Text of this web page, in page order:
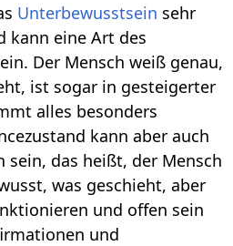
Unterbewusstsein sehr
kann eine Art des
Der Mensch weiß genau,
ist sogar in gesteigerter
alles besonders
kann aber auch
sein, das heißt, der Mensch
was geschieht, aber
und offen sein
und